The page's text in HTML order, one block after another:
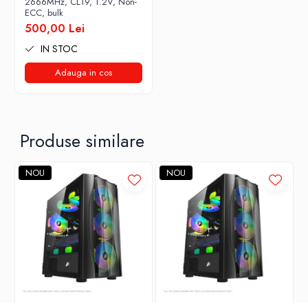
ECC, bulk
500,00 Lei
IN STOC
Adauga in cos
Produse similare
NOU NOU